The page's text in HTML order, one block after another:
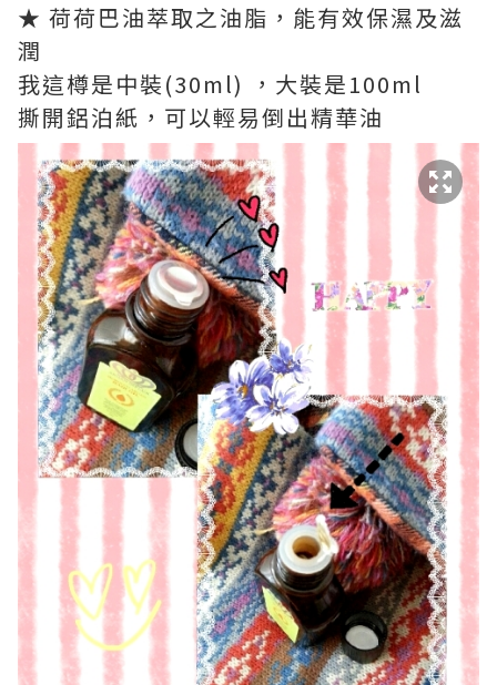
★ 荷荷巴油萃取之油脂，能有效保濕及滋
潤
我這樽是中裝(30ml) ，大裝是100ml
撕開鋁泊紙，可以輕易倒出精華油